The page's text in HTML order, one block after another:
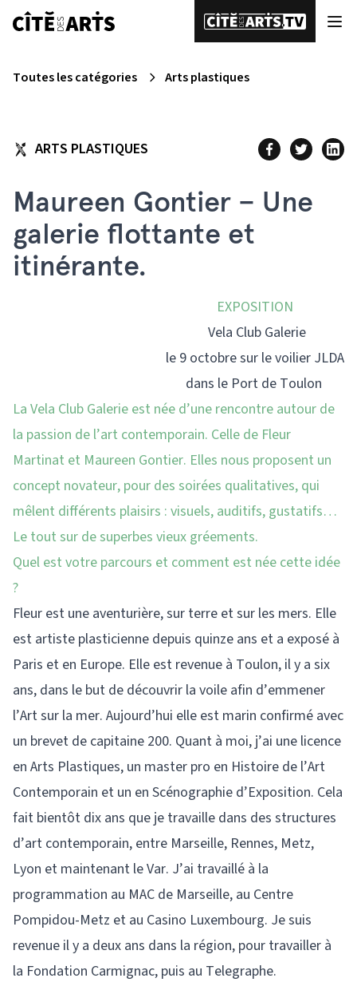
Toutes les catégories Arts plastiques
ARTS PLASTIQUES
Maureen Gontier – Une
galerie flottante et
itinérante.
EXPOSITION
Vela Club Galerie
le 9 octobre sur le voilier JLDA
dans le Port de Toulon
La Vela Club Galerie est née d’une rencontre autour de
la passion de l’art contemporain. Celle de Fleur
Martinat et Maureen Gontier. Elles nous proposent un
concept novateur, pour des soirées qualitatives, qui
mêlent différents plaisirs : visuels, auditifs, gustatifs…
Le tout sur de superbes vieux gréements.
Quel est votre parcours et comment est née cette idée
?
Fleur est une aventurière, sur terre et sur les mers. Elle
est artiste plasticienne depuis quinze ans et a exposé à
Paris et en Europe. Elle est revenue à Toulon, il y a six
ans, dans le but de découvrir la voile afin d’emmener
l’Art sur la mer. Aujourd’hui elle est marin confirmé avec
un brevet de capitaine 200. Quant à moi, j’ai une licence
en Arts Plastiques, un master pro en Histoire de l’Art
Contemporain et un en Scénographie d’Exposition. Cela
fait bientôt dix ans que je travaille dans des structures
d’art contemporain, entre Marseille, Rennes, Metz,
Lyon et maintenant le Var. J’ai travaillé à la
programmation au MAC de Marseille, au Centre
Pompidou-Metz et au Casino Luxembourg. Je suis
revenue il y a deux ans dans la région, pour travailler à
la Fondation Carmignac, puis au Telegraphe.